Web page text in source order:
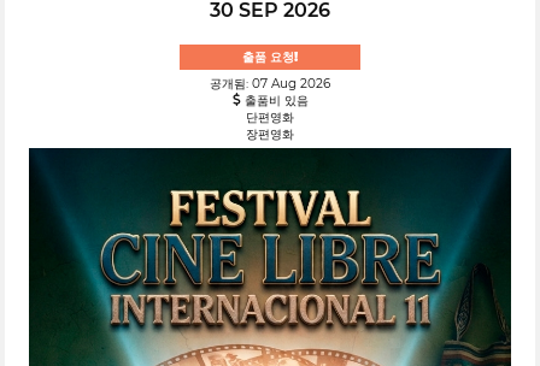
30 SEP 2026
출품 요청!
공개됨: 07 Aug 2026
출품비 있음
단편영화
장편영화